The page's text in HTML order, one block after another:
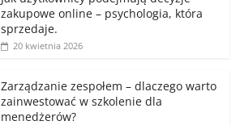
zakupowe online – psychologia, która
sprzedaje.
20 kwietnia 2026
Zarządzanie zespołem – dlaczego warto
zainwestować w szkolenie dla
menedżerów?